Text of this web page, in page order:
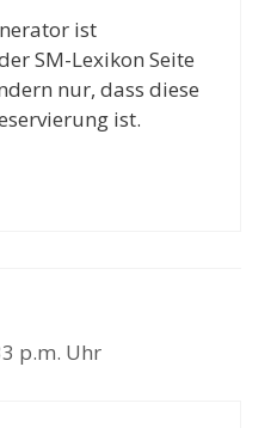
ist
SM-Lexikon Seite
nur, dass diese
ist.
p.m. Uhr